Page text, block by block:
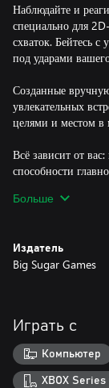
Наблюдайте и
специально для
схваток. Бейтесь с
под ударами
Созданные
увлекательных
целями и местом в
Всё зависит от
способности
окружающем мире,
вершин.
ловушки,
удивительных
Больше
Издатель
Big Sugar Games
Играть с
Компьютер
XBOX Series